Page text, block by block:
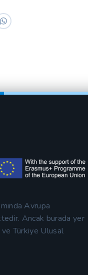
Avrupa
Ancak burada yer
Türkiye Ulusal